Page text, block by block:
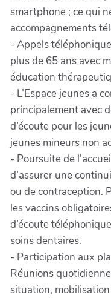
smartphone ; ce qui
accompagnements
- Appels
plus de 65 ans avec
éducation
- L’Espace jeunes a
principalement avec
d’écoute pour les
jeunes mineurs non
- Poursuite de
d’assurer une
ou de contraception.
les vaccins
d’écoute
soins dentaires.
- Participation aux
Réunions
situation,